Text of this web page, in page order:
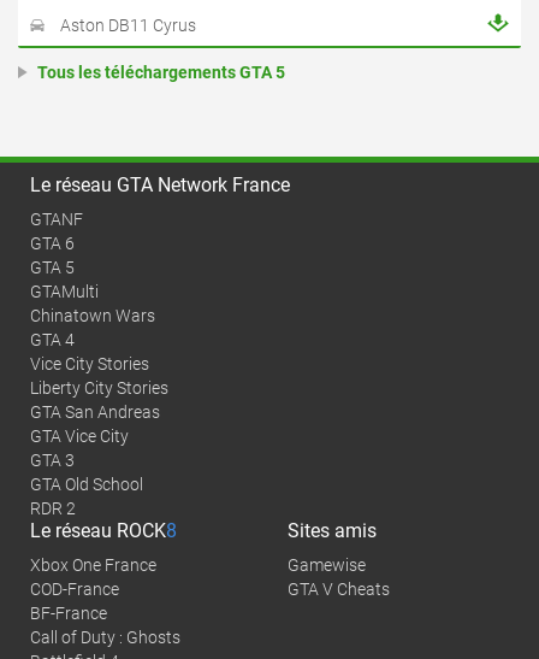
Aston DB11 Cyrus
Tous les téléchargements GTA 5
Le réseau GTA Network France
GTANF
GTA 6
GTA 5
GTAMulti
Chinatown Wars
GTA 4
Vice City Stories
Liberty City Stories
GTA San Andreas
GTA Vice City
GTA 3
GTA Old School
RDR 2
Le réseau ROCK8
Xbox One France
COD-France
BF-France
Call of Duty : Ghosts
Sites amis
Gamewise
GTA V Cheats